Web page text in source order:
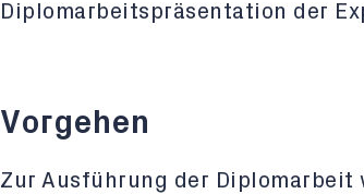
Diplomarbeitspräsentation der
Vorgehen
Zur Ausführung der Diplomarbeit